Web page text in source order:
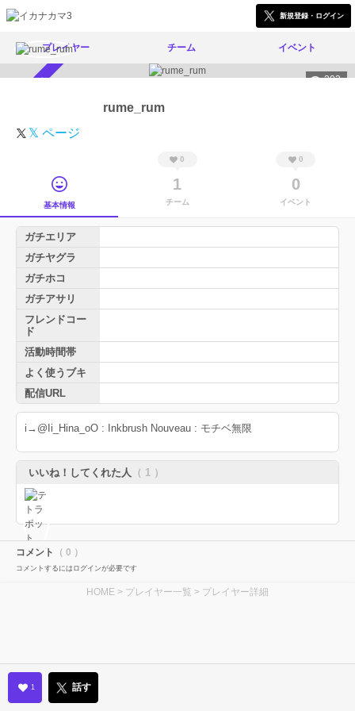
新規登録・ログイン
プレイヤー チーム イベント
303
rume_rum
𝕏 ページ
基本情報
0
1
チーム
0
0
イベント
ガチエリア
ガチヤグラ
ガチホコ
ガチアサリ
フレンドコー
ド
活動時間帯
よく使うブキ
配信URL
i→@Ii_Hina_oO : Inkbrush Nouveau : モチベ無限
いいね！してくれた人 （ 1 ）
コメント （ 0 ）
コメントするにはログインが必要です
HOME > プレイヤー一覧 > プレイヤー詳細
1 話す